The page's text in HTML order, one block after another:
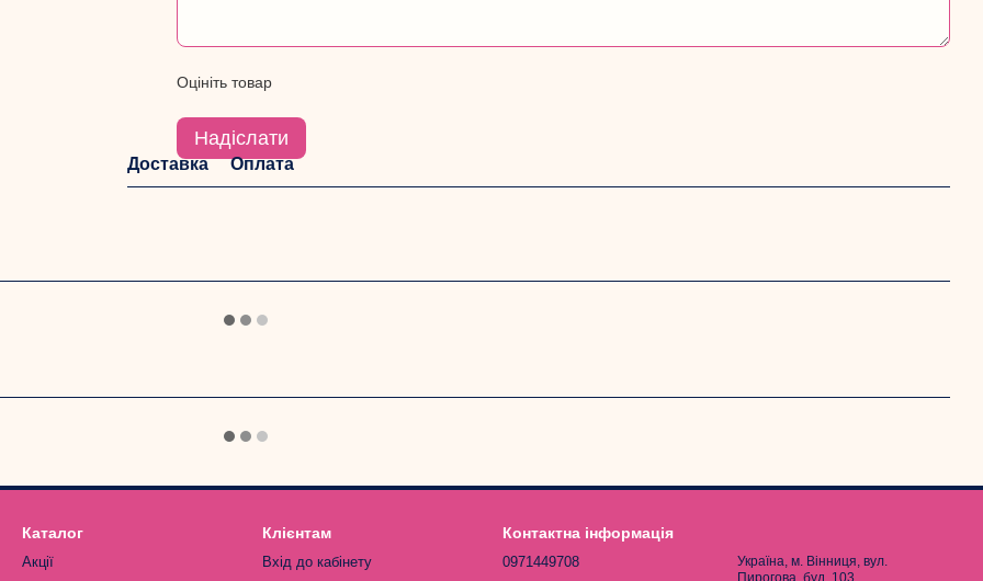
Оцініть товар
Надіслати
Доставка Оплата
Каталог
Акції
Клієнтам
Вхід до кабінету
Контактна інформація
0971449708
Україна, м. Вінниця, вул.
Пирогова, буд. 103